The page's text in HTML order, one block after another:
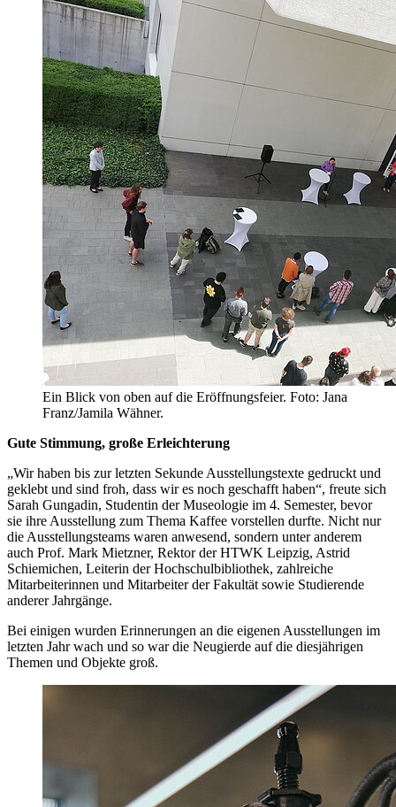
Ein Blick von oben auf die Eröffnungsfeier. Foto: Jana
Franz/Jamila Wähner.
Gute Stimmung, große Erleichterung
„Wir haben bis zur letzten Sekunde Ausstellungstexte gedruckt und
geklebt und sind froh, dass wir es noch geschafft haben“, freute sich
Sarah Gungadin, Studentin der Museologie im 4. Semester, bevor
sie ihre Ausstellung zum Thema Kaffee vorstellen durfte. Nicht nur
die Ausstellungsteams waren anwesend, sondern unter anderem
auch Prof. Mark Mietzner, Rektor der HTWK Leipzig, Astrid
Schiemichen, Leiterin der Hochschulbibliothek, zahlreiche
Mitarbeiterinnen und Mitarbeiter der Fakultät sowie Studierende
anderer Jahrgänge.
Bei einigen wurden Erinnerungen an die eigenen Ausstellungen im
letzten Jahr wach und so war die Neugierde auf die diesjährigen
Themen und Objekte groß.